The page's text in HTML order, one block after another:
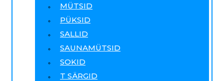
MÜTSID
PÜKSID
SALLID
SAUNAMÜTSID
SOKID
T SÄRGID